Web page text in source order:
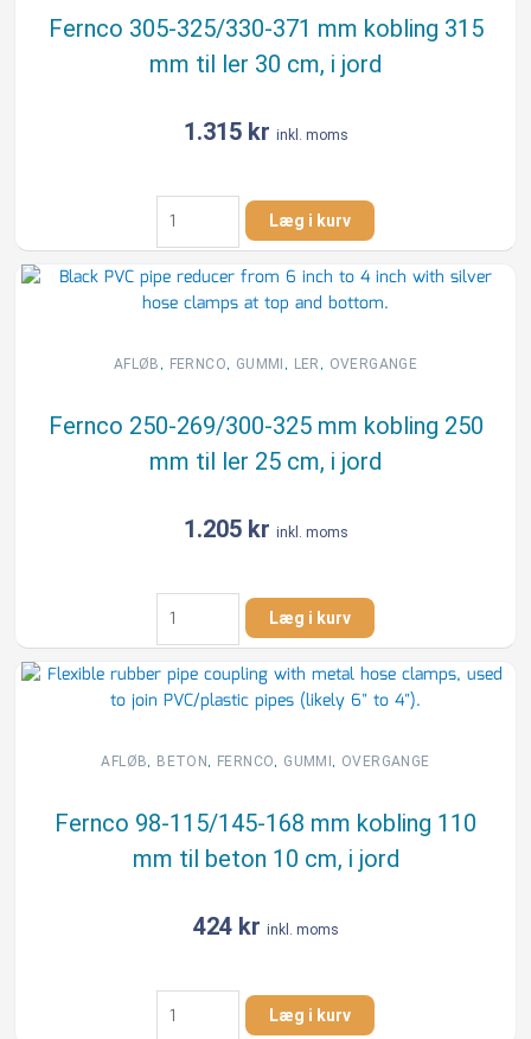
jord
antal
Fernco 305-325/330-371 mm kobling 315
mm til ler 30 cm, i jord
1.315 kr inkl. moms
Fernco
305-
325/330-
371
mm
315
til
ler
30
Læg i kurv
AFLØB , FERNCO, GUMMI , LER , OVERGANGE
Fernco 250-269/300-325 mm kobling 250
mm til ler 25 cm, i jord
1.205 kr inkl. moms
Fernco
250-
269/300-
325
mm
250
til
ler
25
Læg i kurv
AFLØB, BETON, FERNCO, GUMMI, OVERGANGE
Fernco 98-115/145-168 mm kobling 110
mm til beton 10 cm, i jord
424 kr inkl. moms
Fernco
98-
Læg i kurv